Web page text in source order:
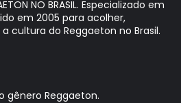
NO BRASIL. Especializado em
em 2005 para acolher,
cultura do Reggaeton no Brasil.
gênero Reggaeton.